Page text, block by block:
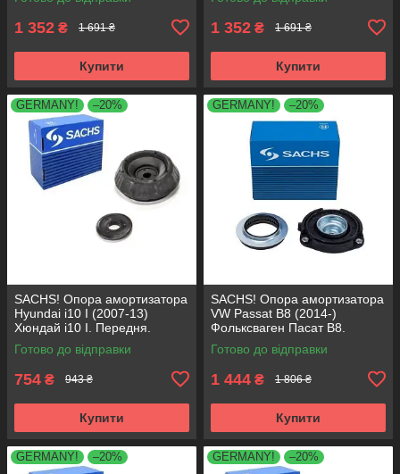
1 352 ₴ 1 691 ₴
Купити
1 352 ₴ 1 691 ₴
Купити
GERMANY! –20%
SACHS! Опора амортизатора
Hyundai i10 I (2007-13)
Хюндай i10 I. Передня.
SM5818 , 801063 , KB689.27 ,
VKDA88511
Готово до відправки
754 ₴ 943 ₴
Купити
GERMANY! –20%
SACHS! Опора амортизатора
VW Passat B8 (2014-)
Фольксваген Пасат B8.
Передня. 803024 , KB657.27 ,
VKDA35167
Готово до відправки
1 444 ₴ 1 806 ₴
Купити
GERMANY! –20% GERMANY! –20%